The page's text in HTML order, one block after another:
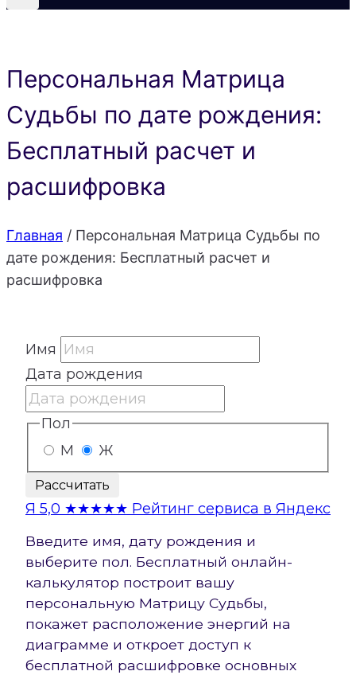
Персональная Матрица
Судьбы по дате рождения:
Бесплатный расчет и
расшифровка
Главная / Персональная Матрица Судьбы по
дате рождения: Бесплатный расчет и
расшифровка
Имя
Дата рождения
Пол
М
Ж
Рассчитать
Я 5,0 ★★★★★ Рейтинг сервиса в Яндекс
Введите имя, дату рождения и
выберите пол. Бесплатный онлайн-
калькулятор построит вашу
персональную Матрицу Судьбы,
покажет расположение энергий на
диаграмме и откроет доступ к
бесплатной расшифровке основных